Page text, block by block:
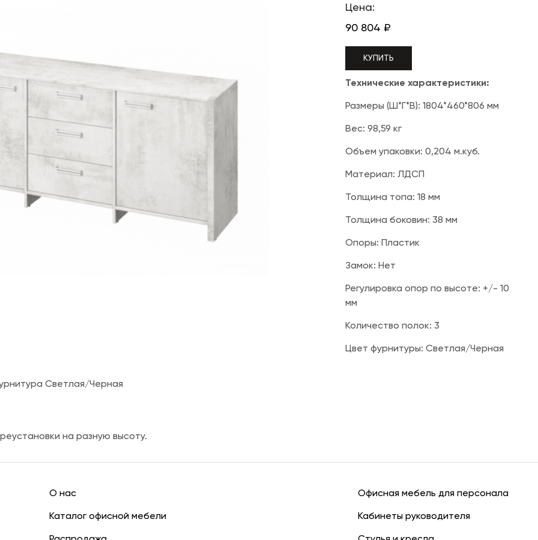
Цена:
90 804 ₽
КУПИТЬ
Технические характеристики:
Размеры (Ш*Г*В): 1804*460*806 мм
Вес: 98,59 кг
Объем упаковки: 0,204 м.куб.
Материал: ЛДСП
Толщина топа: 18 мм
Толщина боковин: 38 мм
Опоры: Пластик
Замок: Нет
Регулировка опор по высоте: +/- 10
мм
Количество полок: 3
Цвет фурнитуры: Светлая/Черная
Светлая/Черная
на разную высоту.
О нас
Каталог офисной мебели
Офисная мебель для персонала
Кабинеты руководителя